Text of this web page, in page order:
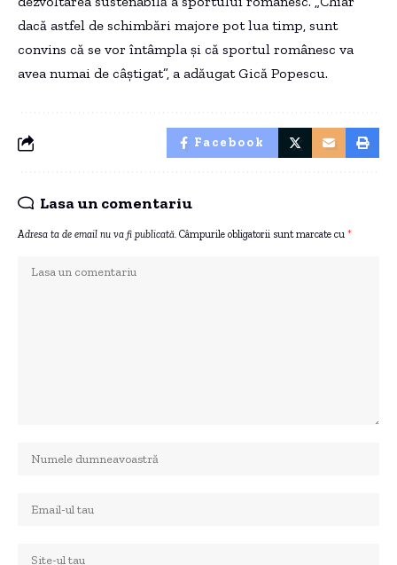
dacă astfel de schimbări majore pot lua timp, sunt
convins că se vor întâmpla și că sportul românesc va
avea numai de câștigat”, a adăugat Gică Popescu.
Facebook
Lasa un comentariu
Adresa ta de email nu va fi publicată. Câmpurile obligatorii sunt marcate cu *